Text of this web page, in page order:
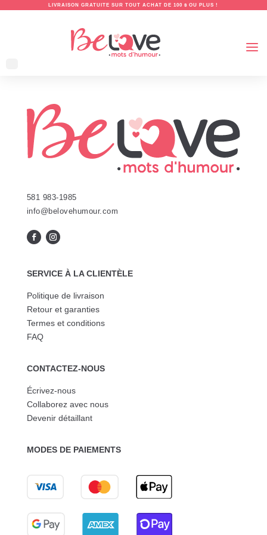
LIVRAISON GRATUITE SUR TOUT ACHAT DE 100 $ OU PLUS !
581 983-1985
info@belovehumour.com
SERVICE À LA CLIENTÈLE
Politique de livraison
Retour et garanties
Termes et conditions
FAQ
CONTACTEZ-NOUS
Écrivez-nous
Collaborez avec nous
Devenir détaillant
MODES DE PAIEMENTS